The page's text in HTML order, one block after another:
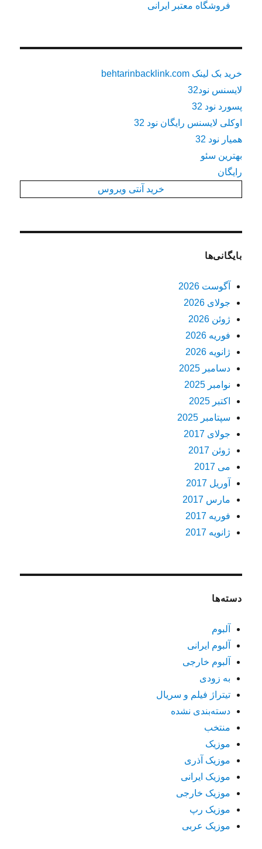
فروشگاه معتبر ایرانی
خرید بک لینک behtarinbacklink.com
لایسنس نود32
پسورد نود 32
اوکلی لایسنس رایگان نود 32
همیار نود 32
بهترین سئو
رایگان
خرید آنتی ویروس
بایگانی‌ها
آگوست 2026
جولای 2026
ژوئن 2026
فوریه 2026
ژانویه 2026
دسامبر 2025
نوامبر 2025
اکتبر 2025
سپتامبر 2025
جولای 2017
ژوئن 2017
می 2017
آوریل 2017
مارس 2017
فوریه 2017
ژانویه 2017
دسته‌ها
آلبوم
آلبوم ایرانی
آلبوم خارجی
به زودی
تیتراژ فیلم و سریال
دسته‌بندی نشده
منتخب
موزیک
موزیک آذری
موزیک ایرانی
موزیک خارجی
موزیک رپ
موزیک عربی